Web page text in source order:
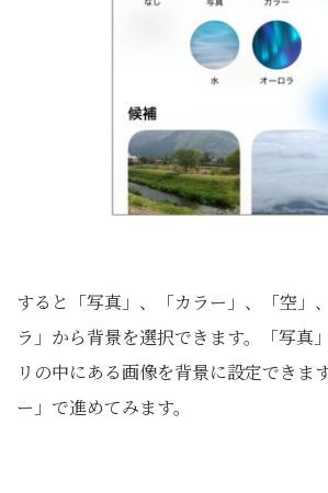
すると「写真」、「カラー」、「空」
ラ」から背景を選択できます。「写真
リの中にある画像を背景に設定できま
ー」で進めてみます。